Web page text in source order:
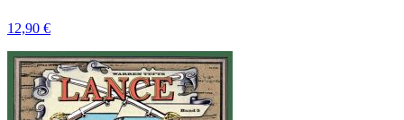
12,90 €